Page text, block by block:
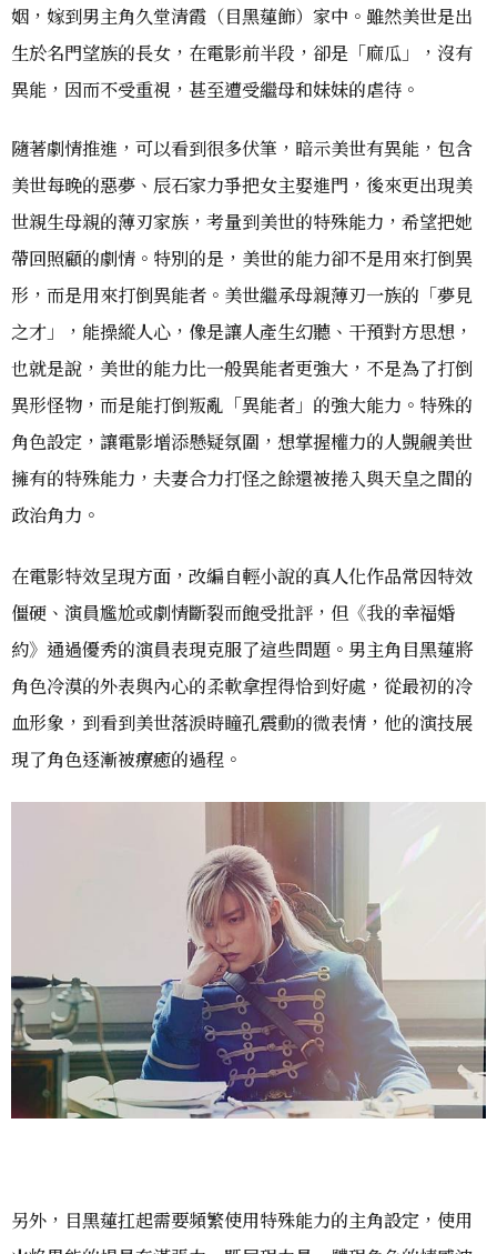
姻，嫁到男主角久堂清霞（目黑蓮飾）家中。雖然美世是出
生於名門望族的長女，在電影前半段，卻是「麻瓜」，沒有
異能，因而不受重視，甚至遭受繼母和妹妹的虐待。
隨著劇情推進，可以看到很多伏筆，暗示美世有異能，包含
美世每晚的惡夢、辰石家力爭把女主娶進門，後來更出現美
世親生母親的薄刃家族，考量到美世的特殊能力，希望把她
帶回照顧的劇情。特別的是，美世的能力卻不是用來打倒異
形，而是用來打倒異能者。美世繼承母親薄刃一族的「夢見
之才」，能操縱人心，像是讓人產生幻聽、干預對方思想，
也就是說，美世的能力比一般異能者更強大，不是為了打倒
異形怪物，而是能打倒叛亂「異能者」的強大能力。特殊的
角色設定，讓電影增添懸疑氛圍，想掌握權力的人覬覦美世
擁有的特殊能力，夫妻合力打怪之餘還被捲入與天皇之間的
政治角力。
在電影特效呈現方面，改編自輕小說的真人化作品常因特效
僵硬、演員尷尬或劇情斷裂而飽受批評，但《我的幸福婚
約》通過優秀的演員表現克服了這些問題。男主角目黑蓮將
角色冷漠的外表與內心的柔軟拿捏得恰到好處，從最初的冷
血形象，到看到美世落淚時瞳孔震動的微表情，他的演技展
現了角色逐漸被療癒的過程。
另外，目黑蓮扛起需要頻繁使用特殊能力的主角設定，使用